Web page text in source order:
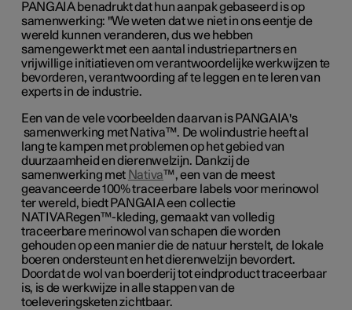
PANGAIA benadrukt dat hun aanpak gebaseerd is op
samenwerking: "We weten dat we niet in ons eentje de
wereld kunnen veranderen, dus we hebben
samengewerkt met een aantal industriepartners en
vrijwillige initiatieven om verantwoordelijke werkwijzen te
bevorderen, verantwoording af te leggen en te leren van
experts in de industrie.
Een van de vele voorbeelden daarvan is PANGAIA's
samenwerking met Nativa™. De wolindustrie heeft al
lang te kampen met problemen op het gebied van
duurzaamheid en dierenwelzijn. Dankzij de
samenwerking met Nativa™, een van de meest
geavanceerde 100% traceerbare labels voor merinowol
ter wereld, biedt PANGAIA een collectie
NATIVARegen™-kleding, gemaakt van volledig
traceerbare merinowol van schapen die worden
gehouden op een manier die de natuur herstelt, de lokale
boeren ondersteunt en het dierenwelzijn bevordert.
Doordat de wol van boerderij tot eindproduct traceerbaar
is, is de werkwijze in alle stappen van de
toeleveringsketen zichtbaar.